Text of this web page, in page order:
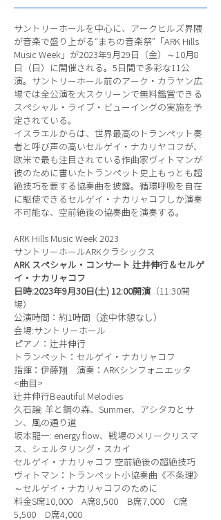
サントリーホールを中心に、アークヒルズ界隈
が音楽で盛り上がる“まちの音楽祭”「ARK Hills
Music Week」が2023年9月29日（金）～10月8
日（日）に開催される。5日間で多彩な11公
演。サントリーホール前のアーク・カラヤン広
場では全公演を大スクリーンで無料鑑賞できる
スペシャル・ライブ・ビューイングの実施を予
定されている。
イスラエルからは、世界最高のトランペット奏
者と呼び声の高いセルゲイ・ナカリヤコフが、
欧米で最も注目されている作曲家ヴィトマンが
彼のために書いたトランペット史上もっとも超
絶技巧を要する協奏曲を披露。循環呼吸を自在
に駆使できるセルゲイ・ナカリャコフしか演奏
不可能な、空前絶後の協奏曲を演奏する。
ARK Hills Music Week 2023
サントリーホールARKクラシックス
ARK スペシャル・コンサート 辻井伸行＆セルゲ
イ・ナカリャコフ
日時:2023年9月30日(土) 12:00開演 （11:30開
場）
公演時間：約1時間（途中休憩なし）
会場:サントリーホール
ピアノ：辻井伸行
トランペット：セルゲイ・ナカリャコフ
指揮：伊藤翔 演奏：ARKシンフォニエッタ
<曲目>
辻井伸行Beautiful Melodies
久石譲: 羊と鋼の森、Summer、アシタカとサ
ン、風の通り道
坂本龍一: energy flow、戦場のメリークリスマ
ス、シェルタリング・スカイ
セルゲイ・ナカリャコフ 空前絶後の超絶技巧
ヴィトマン：トランペット小協奏曲《不条理》
～セルゲイ・ナカリャコフのために
料金S席10,000 A席8,500 B席7,000 C席
5,500 D席4,000